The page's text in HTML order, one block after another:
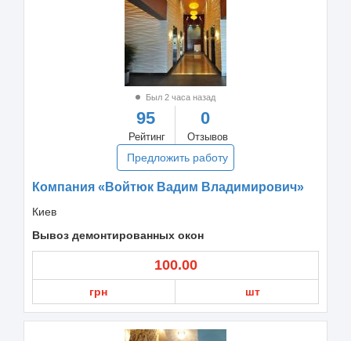
Был 2 часа назад
95
Рейтинг
0
Отзывов
Предложить работу
Компания «Войтюк Вадим Владимирович»
Киев
Вывоз демонтированных окон
100.00
грн шт